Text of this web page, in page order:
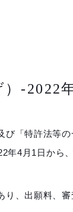
-2022
び「特許法等
年4月1日から
、出願料、審